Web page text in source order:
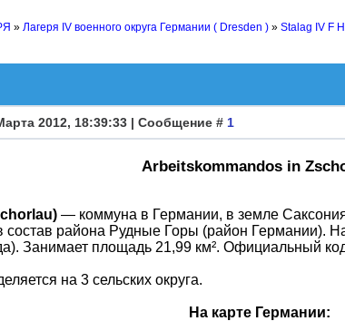
» Лагеря IV военного округа Германии ( Dresden ) » Stalag IV F
2012, 18:39:33 | Сообщение # 1
Arbeitskommandos in
— коммуна в Германии, в земле
состав района Рудные Горы (район Германии).
Занимает площадь 21,99 км². Официальный
на 3 сельских округа.
На карте Германии: